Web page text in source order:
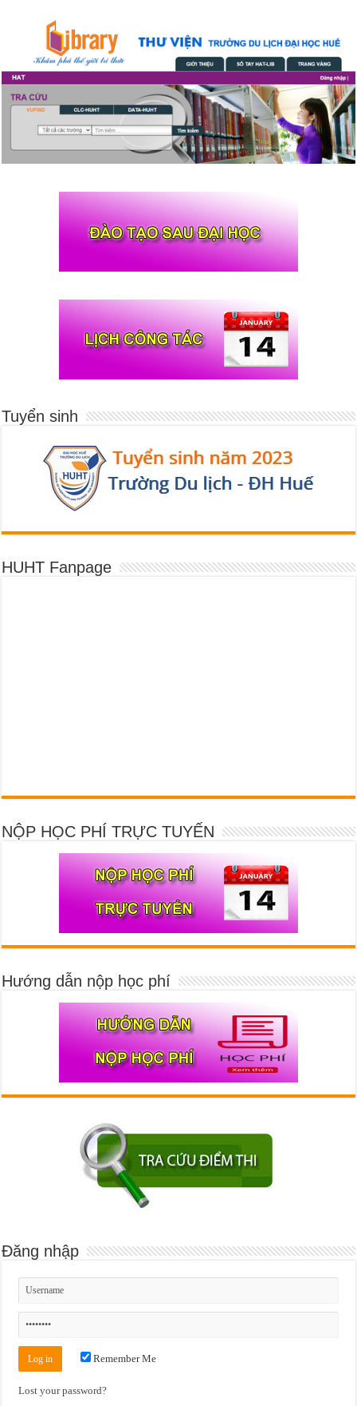
Tuyển sinh
HUHT Fanpage
NỘP HỌC PHÍ TRỰC TUYẾN
Hướng dẫn nộp học phí
Đăng nhập
Remember Me
Lost your password?